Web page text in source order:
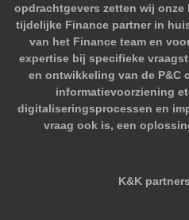
opdrachtgevers zetten wij
tijdelijke Finance partner in
van het Finance team en
expertise bij specifieke
en ontwikkeling van de P&C
informatievoorziening
digitaliseringsprocessen en
vraag ook is, een
K&K